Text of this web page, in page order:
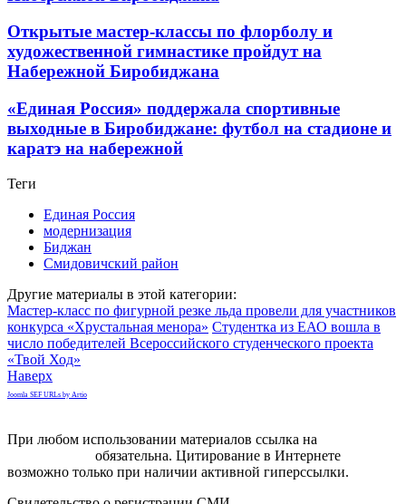
Открытые мастер-классы по флорболу и
художественной гимнастике пройдут на
Набережной Биробиджана
«Единая Россия» поддержала спортивные
выходные в Биробиджане: футбол на стадионе и
каратэ на набережной
Теги
Единая Россия
модернизация
Биджан
Смидовичский район
Другие материалы в этой категории:
Мастер-класс по фигурной резке льда провели для участников
конкурса «Хрустальная менора» Студентка из ЕАО вошла в
число победителей Всероссийского студенческого проекта
«Твой Ход»
Наверх
Joomla SEF URLs by Artio
При любом использовании материалов ссылка на
обязательна. Цитирование в Интернете
возможно только при наличии активной гиперссылки.